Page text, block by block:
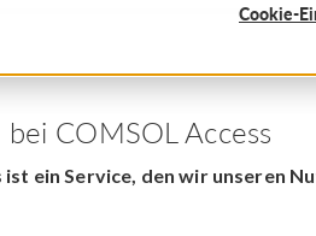
Cookie-
COMSOL Access
ist ein Service, den wir unseren